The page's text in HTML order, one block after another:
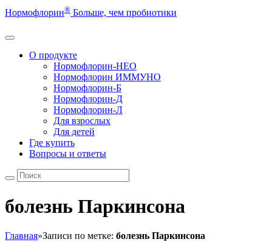
Нормофлорин® Больше, чем пробиотики
О продукте
Нормофлорин-НЕО
Нормофлорин ИММУНО
Нормофлорин-Б
Нормофлорин-Д
Нормофлорин-Л
Для взрослых
Для детей
Где купить
Вопросы и ответы
болезнь Паркинсона
Главная»Записи по метке: болезнь Паркинсона